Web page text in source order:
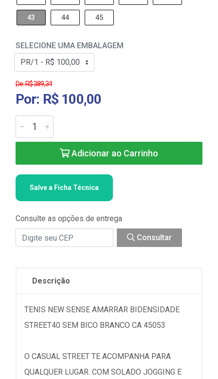
43 44 45
SELECIONE UMA EMBALAGEM
De: R$ 389,34
Por: R$ 100,00
Adicionar ao Carrinho
Salve a Ficha Técnica
Consulte as opções de entrega
Consultar
Descrição
TENIS NEW SENSE AMARRAR BIDENSIDADE
STREET40 SEM BICO BRANCO CA 45053
O CASUAL STREET TE ACOMPANHA PARA
QUALQUER LUGAR. COM SOLADO JOGGING E